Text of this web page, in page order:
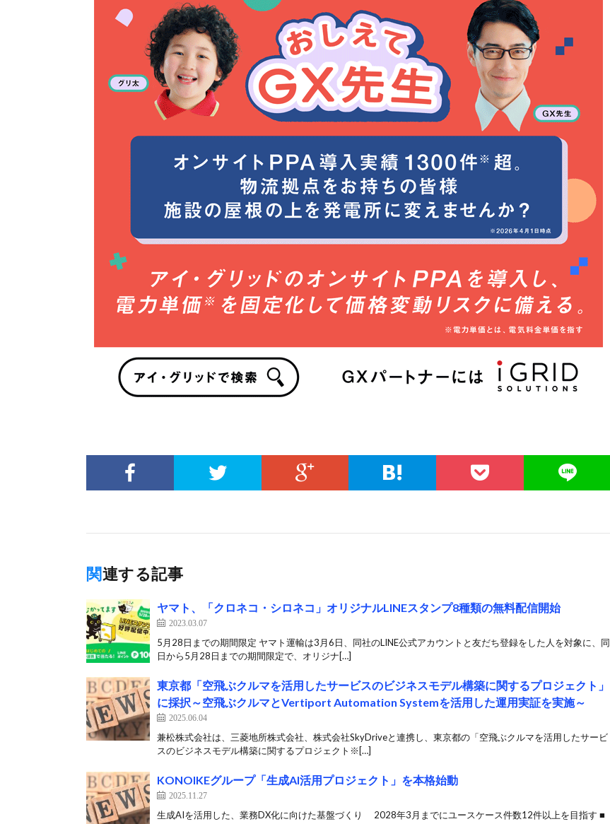
関連する記事
ヤマト、「クロネコ・シロネコ」オリジナルLINEスタンプ8種類の無料配信開始
2023.03.07
5月28日までの期間限定 ヤマト運輸は3月6日、同社のLINE公式アカウントと友だち登録をした人を対象に、同
日から5月28日までの期間限定で、オリジナ[…]
東京都「空飛ぶクルマを活用したサービスのビジネスモデル構築に関するプロジェクト」
に採択～空飛ぶクルマとVertiport Automation Systemを活用した運用実証を実施～
2025.06.04
兼松株式会社は、三菱地所株式会社、株式会社SkyDriveと連携し、東京都の「空飛ぶクルマを活用したサービ
スのビジネスモデル構築に関するプロジェクト※[…]
KONOIKEグループ「生成AI活用プロジェクト」を本格始動
2025.11.27
生成AIを活用した、業務DX化に向けた基盤づくり 2028年3月までにユースケース件数12件以上を目指す ■